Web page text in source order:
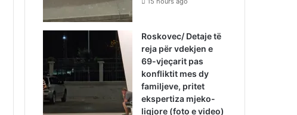
Roskovec/ Detaje të
reja për vdekjen e
69-vjeçarit pas
konfliktit mes dy
familjeve, pritet
ekspertiza mjeko-
ligjore (foto e video)